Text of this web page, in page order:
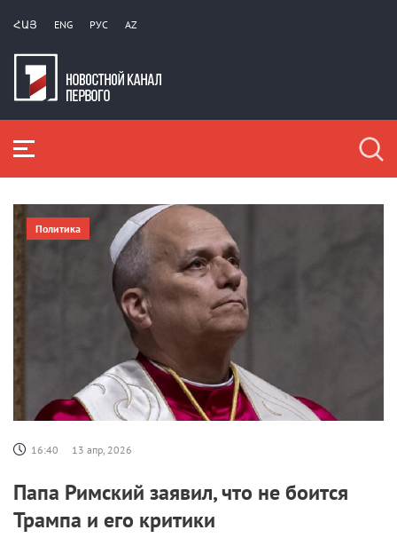
ՀԱՅ ENG РУС AZ
Политика
16:40 13 апр, 2026
Папа Римский заявил, что не боится
Трампа и его критики